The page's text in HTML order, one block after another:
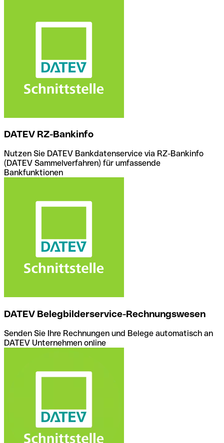
DATEV RZ-Bankinfo
Nutzen Sie DATEV Bankdatenservice via RZ-Bankinfo
(DATEV Sammelverfahren) für umfassende
Bankfunktionen
DATEV Belegbilderservice-Rechnungswesen
Senden Sie Ihre Rechnungen und Belege automatisch an
DATEV Unternehmen online